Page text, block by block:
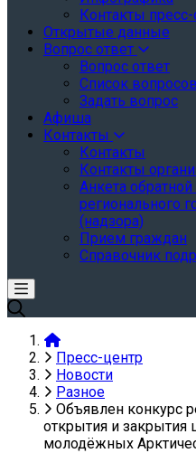
Контакты
Открытые данные
Вопрос ответ
Вопрос ответ
Список вопросов
Задать вопрос
Афиша
Контакты
Контакты
Контакты
Анкета
регионального
(надзора)
Прием граждан
Справочник
Пресс-центр
Новости
Разное
Объявлен конкурс
открытия и закрытия
молодёжных